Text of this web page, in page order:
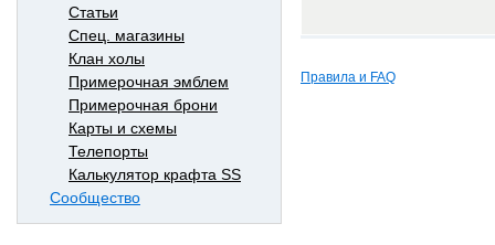
Статьи
Спец. магазины
Клан холы
Примерочная эмблем
Примерочная брони
Карты и схемы
Телепорты
Калькулятор крафта SS
Сообщество
Правила и FAQ